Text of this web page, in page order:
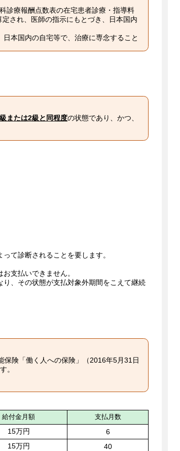
診療報酬点数表の在宅患者診療・指導料
され、医師の指示にもとづき、日本国内
本国内の自宅等で、治療に専念すること
または2級と同程度の状態であり、かつ、
て診断されることを要します。
支払いできません。
り、その状態が支払対象外期間をこえて継続
保険「働く人への保険」（2016年5月31日
。
給付金月額 支払月数
15万円
6
15万円
40